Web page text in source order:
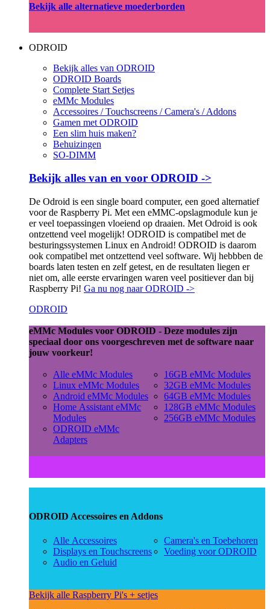
Bekijk alle alternatieve moederborden
ODROID
Bekijk alles van ODROID
ODROID Boards
Complete Start Setjes
eMMc Modules
Accessoires / Touchscreens / Camera's / Addons
Gamen met ODROID
Een slim huis maken?
Behuizingen
SO-DIMM
Bekijk alles van en voor ODROID ->
De Odroid is een single board computer, een goed alternatief
voor de Raspberry Pi. Met een eMMC-opslagmodule kun je
er veel toepassingen vloeiend op draaien. Met Odroid is ook
ontzettend veel mogelijk! ODROID is compatibel met de
besturingssystemen Linux en Android! ODROID is daarom
ook compatibel met ontzettend veel software. Wij hebbben de
boards laten testen en zelf getest, en de resultaten liegen er
niet om, alle eerste ervaringen waren veel positiever dan bij
Raspberry Pi! Ga nu nog naar ODROID ->
ODROID
eMMc Modules voor ODROID - Deze modules zijn
speciaal door ons voorgeschreven met de software naar
jouw voorkeur!
Alle eMMc Modules
Linux eMMc Modules
Android eMMc Modules
Home Assistant eMMc
Modules
ODROID eMMc
Adapters
16GB eMMc Modules
32GB eMMc Modules
64GB eMMc Modules
128GB eMMc Modules
256GB eMMc Modules
ODROID Accessoires en Addons
Alle Accessoires
Displays en Touchscreens
Audio en Geluid
Camera's en Toebehoren
Voeding voor ODROID
Bekijk alle Raspberry Pi's + setjes